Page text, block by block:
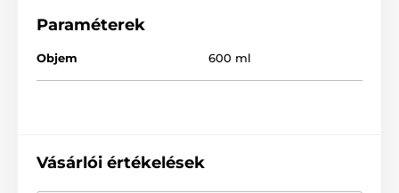
Paraméterek
Objem 600 ml
Vásárlói értékelések